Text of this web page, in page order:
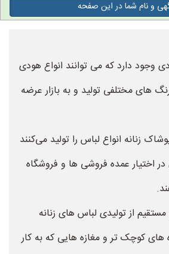
و نام شما در این صفحه
وجود دارد که می توانند انواع هودی
های مختلفی تولید و به بازار عرضه
زنانه انواع لباس را تولید می‌کنند
در اختیار عمده فروشی ها و فروشگاه
از تولیدی لباس های زنانه
های کوچک تر و مغازه هایی که به کار